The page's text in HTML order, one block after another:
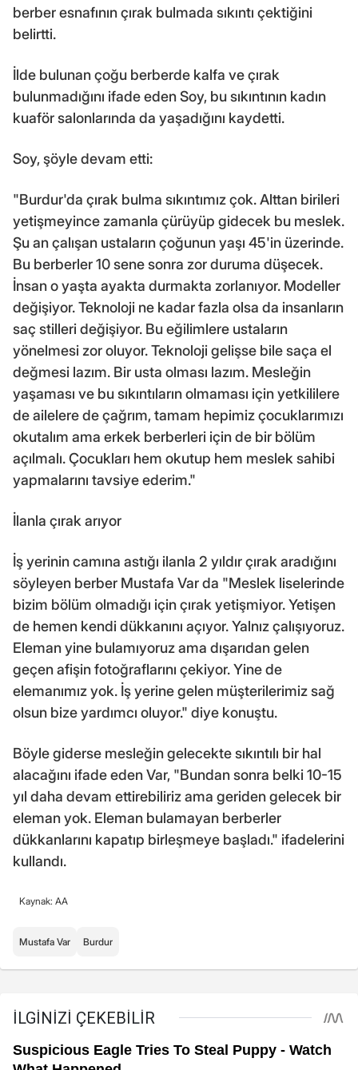
berber esnafının çırak bulmada sıkıntı çektiğini
belirtti.
İlde bulunan çoğu berberde kalfa ve çırak
bulunmadığını ifade eden Soy, bu sıkıntının kadın
kuaför salonlarında da yaşadığını kaydetti.
Soy, şöyle devam etti:
"Burdur'da çırak bulma sıkıntımız çok. Alttan birileri
yetişmeyince zamanla çürüyüp gidecek bu meslek.
Şu an çalışan ustaların çoğunun yaşı 45'in üzerinde.
Bu berberler 10 sene sonra zor duruma düşecek.
İnsan o yaşta ayakta durmakta zorlanıyor. Modeller
değişiyor. Teknoloji ne kadar fazla olsa da insanların
saç stilleri değişiyor. Bu eğilimlere ustaların
yönelmesi zor oluyor. Teknoloji gelişse bile saça el
değmesi lazım. Bir usta olması lazım. Mesleğin
yaşaması ve bu sıkıntıların olmaması için yetkililere
de ailelere de çağrım, tamam hepimiz çocuklarımızı
okutalım ama erkek berberleri için de bir bölüm
açılmalı. Çocukları hem okutup hem meslek sahibi
yapmalarını tavsiye ederim."
İlanla çırak arıyor
İş yerinin camına astığı ilanla 2 yıldır çırak aradığını
söyleyen berber Mustafa Var da "Meslek liselerinde
bizim bölüm olmadığı için çırak yetişmiyor. Yetişen
de hemen kendi dükkanını açıyor. Yalnız çalışıyoruz.
Eleman yine bulamıyoruz ama dışarıdan gelen
geçen afişin fotoğraflarını çekiyor. Yine de
elemanımız yok. İş yerine gelen müşterilerimiz sağ
olsun bize yardımcı oluyor." diye konuştu.
Böyle giderse mesleğin gelecekte sıkıntılı bir hal
alacağını ifade eden Var, "Bundan sonra belki 10-15
yıl daha devam ettirebiliriz ama geriden gelecek bir
eleman yok. Eleman bulamayan berberler
dükkanlarını kapatıp birleşmeye başladı." ifadelerini
kullandı.
Kaynak: AA
Mustafa Var Burdur